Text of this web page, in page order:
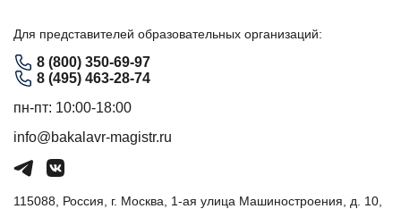
Для представителей образовательных организаций:
8 (800) 350-69-97
8 (495) 463-28-74
пн-пт: 10:00-18:00
info@bakalavr-magistr.ru
115088, Россия, г. Москва, 1-ая улица Машиностроения, д. 10,